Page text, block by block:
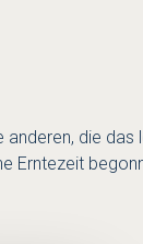
die
Erntezeit